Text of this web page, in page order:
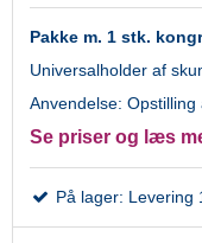
Pakke m. 1 stk.
Universalholder af
Anvendelse:
Se priser og læs
På lager: Levering